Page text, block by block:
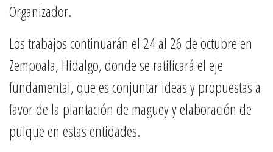
Organizador.
Los trabajos continuarán el 24 al 26 de octubre en
Zempoala, Hidalgo, donde se ratificará el eje
fundamental, que es conjuntar ideas y propuestas a
favor de la plantación de maguey y elaboración de
pulque en estas entidades.